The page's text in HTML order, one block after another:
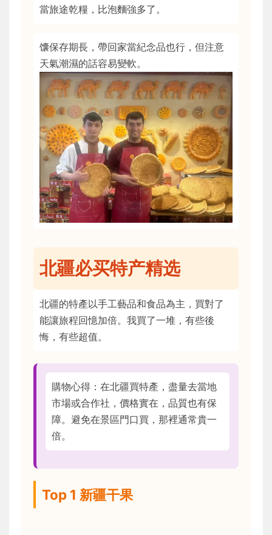
當旅途乾糧，比泡麵強多了。
馕保存期長，帶回家當紀念品也行，但注意
天氣潮濕的話容易變軟。
北疆必买特产精选
北疆的特產以手工藝品和食品為主，買對了
能讓旅程回憶加倍。我買了一堆，有些後
悔，有些超值。
購物心得：在北疆買特產，盡量去當地
市場或合作社，價格實在，品質也有保
障。避免在景區門口買，那裡通常貴一
倍。
Top 1 新疆干果